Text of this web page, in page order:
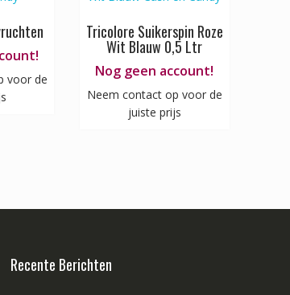
voor de
Tricolore Suikerspin Roze
Wit Blauw 0,5 Ltr
Nog geen account!
Neem contact op voor de
juiste prijs
Recente Berichten